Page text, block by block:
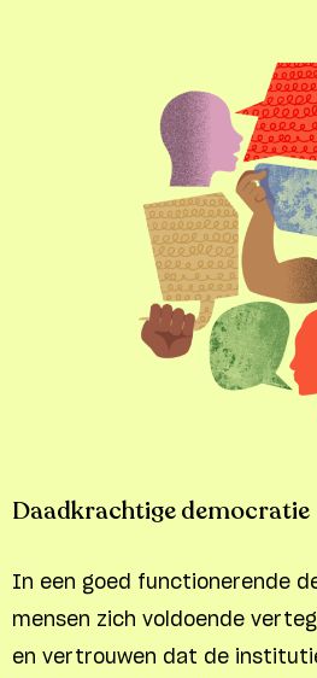
Daadkrachtige democratie
In een goed functionerende
mensen zich voldoende
en vertrouwen dat de